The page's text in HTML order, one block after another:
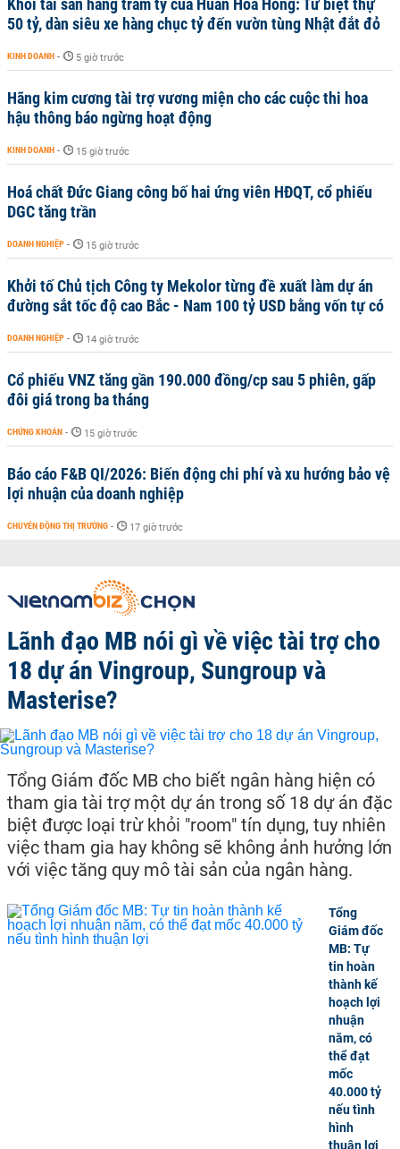
Khối tài sản hàng trăm tỷ của Huấn Hoa Hồng: Từ biệt thự
50 tỷ, dàn siêu xe hàng chục tỷ đến vườn tùng Nhật đắt đỏ
KINH DOANH - 5 giờ trước
Hãng kim cương tài trợ vương miện cho các cuộc thi hoa
hậu thông báo ngừng hoạt động
KINH DOANH - 15 giờ trước
Hoá chất Đức Giang công bố hai ứng viên HĐQT, cổ phiếu
DGC tăng trần
DOANH NGHIỆP - 15 giờ trước
Khởi tố Chủ tịch Công ty Mekolor từng đề xuất làm dự án
đường sắt tốc độ cao Bắc - Nam 100 tỷ USD bằng vốn tự có
DOANH NGHIỆP - 14 giờ trước
Cổ phiếu VNZ tăng gần 190.000 đồng/cp sau 5 phiên, gấp
đôi giá trong ba tháng
CHỨNG KHOÁN - 15 giờ trước
Báo cáo F&B QI/2026: Biến động chi phí và xu hướng bảo vệ
lợi nhuận của doanh nghiệp
CHUYỂN ĐỘNG THỊ TRƯỜNG - 17 giờ trước
Lãnh đạo MB nói gì về việc tài trợ cho
18 dự án Vingroup, Sungroup và
Masterise?
Tổng Giám đốc MB cho biết ngân hàng hiện có
tham gia tài trợ một dự án trong số 18 dự án đặc
biệt được loại trừ khỏi "room" tín dụng, tuy nhiên
việc tham gia hay không sẽ không ảnh hưởng lớn
với việc tăng quy mô tài sản của ngân hàng.
Tổng
Giám đốc
MB: Tự
tin hoàn
thành kế
hoạch lợi
nhuận
năm, có
thể đạt
mốc
40.000 tỷ
nếu tình
hình
thuận lợi